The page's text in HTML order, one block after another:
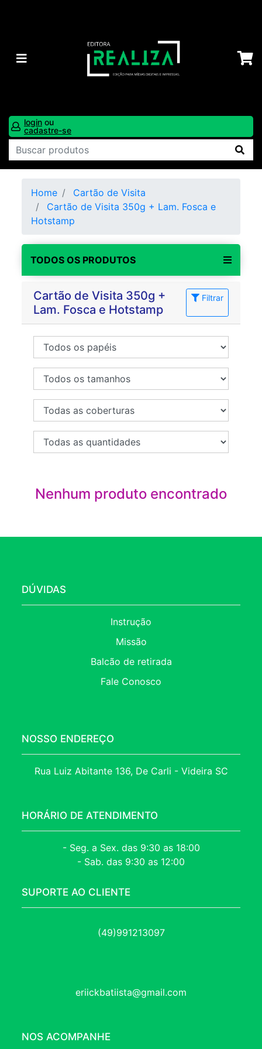
login ou
cadastre-se
Home
Cartão de Visita
Cartão de Visita 350g + Lam. Fosca e
Hotstamp
TODOS OS PRODUTOS
Cartão de Visita 350g +
Lam. Fosca e Hotstamp
Filtrar
Nenhum produto encontrado
DÚVIDAS
Instrução
Missão
Balcão de retirada
Fale Conosco
NOSSO ENDEREÇO
Rua Luiz Abitante 136, De Carli - Videira SC
HORÁRIO DE ATENDIMENTO
- Seg. a Sex. das 9:30 as 18:00
- Sab. das 9:30 as 12:00
SUPORTE AO CLIENTE
(49)991213097
eriickbatiista@gmail.com
NOS ACOMPANHE